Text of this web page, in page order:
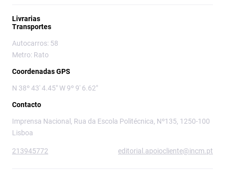
Livrarias
Transportes
Autocarros: 58
Metro: Rato
Coordenadas GPS
N 38º 43' 4.45" W 9º 9' 6.62"
Contacto
Imprensa Nacional, Rua da Escola Politécnica, Nº135, 1250-100
Lisboa
213945772 editorial.apoiocliente@incm.pt